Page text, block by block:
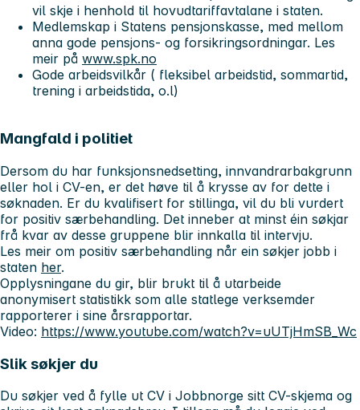
vil skje i henhold til hovudtariffavtalane i staten.
Medlemskap i Statens pensjonskasse, med mellom
anna gode pensjons- og forsikringsordningar. Les
meir på www.spk.no
Gode arbeidsvilkår ( fleksibel arbeidstid, sommartid,
trening i arbeidstida, o.l)
Mangfald i politiet
Dersom du har funksjonsnedsetting, innvandrarbakgrunn
eller hol i CV-en, er det høve til å krysse av for dette i
søknaden. Er du kvalifisert for stillinga, vil du bli vurdert
for positiv særbehandling. Det inneber at minst éin søkjar
frå kvar av desse gruppene blir innkalla til intervju.
Les meir om positiv særbehandling når ein søkjer jobb i
staten her.
Opplysningane du gir, blir brukt til å utarbeide
anonymisert statistikk som alle statlege verksemder
rapporterer i sine årsrapportar.
Video: https://www.youtube.com/watch?v=uUTjHmSB_Wc
Slik søkjer du
Du søkjer ved å fylle ut CV i Jobbnorge sitt CV-skjema og